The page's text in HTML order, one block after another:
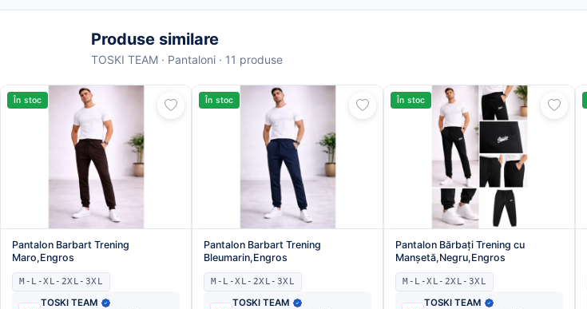
Produse similare
TOSKI TEAM · Pantaloni · 11 produse
În stoc
Pantalon Barbart Trening
Maro,Engros
M-L-XL-2XL-3XL
TOSKI TEAM
În stoc
Pantalon Barbart Trening
Bleumarin,Engros
M-L-XL-2XL-3XL
TOSKI TEAM
În stoc
Pantalon Bărbați Trening cu
Manșetă,Negru,Engros
M-L-XL-2XL-3XL
TOSKI TEAM